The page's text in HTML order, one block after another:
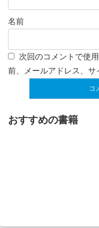
名前
次回のコメントで使
前、メールアドレス、サ
おすすめの書籍